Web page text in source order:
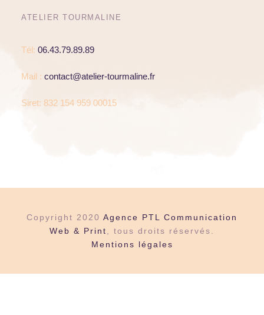
ATELIER TOURMALINE
Tél: 06.43.79.89.89
Mail : contact@atelier-tourmaline.fr
Siret: 832 154 959 00015
Copyright 2020 Agence PTL Communication
Web & Print
, tous droits réservés.
Mentions légales